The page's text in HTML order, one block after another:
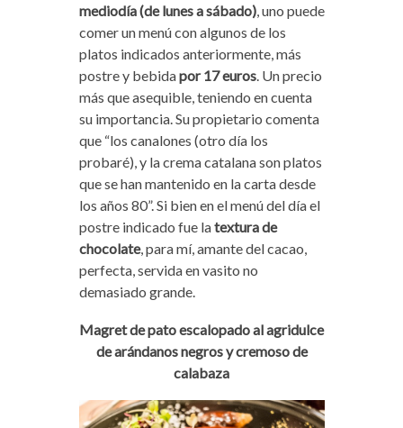
mediodía (de lunes a sábado), uno puede
comer un menú con algunos de los
platos indicados anteriormente, más
postre y bebidapor 17 euros. Un precio
más que asequible, teniendo en cuenta
su importancia. Su propietario comenta
que “los canalones (otro día los
probaré), y la crema catalana son platos
que se han mantenido en la carta desde
los años 80”. Si bien en el menú del día el
postre indicado fue latextura de
chocolate, para mí, amante del cacao,
perfecta, servida en vasito no
demasiado grande.
Magret de pato escalopado al agridulce
de arándanos negros y cremoso de
calabaza